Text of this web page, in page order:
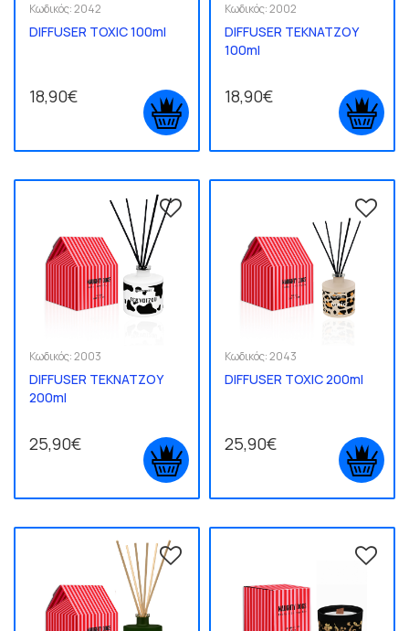
Κωδικός:2042
DIFFUSER TOXIC 100ml
18,90€
Κωδικός:2002
DIFFUSER ΤΕΚΝΑΤΖΟΥ
100ml
18,90€
Κωδικός:2003
DIFFUSER ΤΕΚΝΑΤΖΟΥ
200ml
25,90€
Κωδικός:2043
DIFFUSER TOXIC 200ml
25,90€